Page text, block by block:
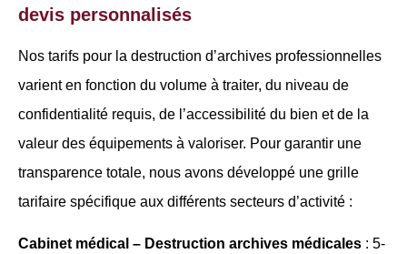
devis personnalisés
Nos tarifs pour la destruction d’archives professionnelles
varient en fonction du volume à traiter, du niveau de
confidentialité requis, de l’accessibilité du bien et de la
valeur des équipements à valoriser. Pour garantir une
transparence totale, nous avons développé une grille
tarifaire spécifique aux différents secteurs d’activité :
Cabinet médical – Destruction archives médicales : 5-